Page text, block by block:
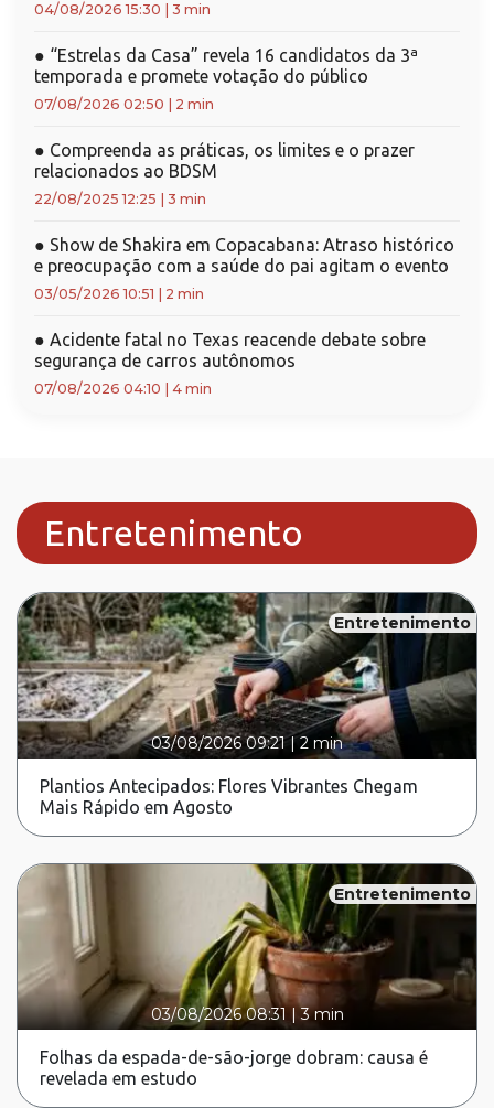
04/08/2026 15:30 3 min
● “Estrelas da Casa” revela 16 candidatos da 3ª
temporada e promete votação do público
07/08/2026 02:50 2 min
● Compreenda as práticas, os limites e o prazer
relacionados ao BDSM
22/08/2025 12:25 3 min
● Show de Shakira em Copacabana: Atraso histórico
e preocupação com a saúde do pai agitam o evento
03/05/2026 10:51 2 min
● Acidente fatal no Texas reacende debate sobre
segurança de carros autônomos
07/08/2026 04:10 4 min
Entretenimento
Entretenimento
03/08/2026 09:21|2 min
Plantios Antecipados: Flores Vibrantes Chegam
Mais Rápido em Agosto
Entretenimento
03/08/2026 08:31 |3 min
Folhas da espada-de-são-jorge dobram: causa é
revelada em estudo